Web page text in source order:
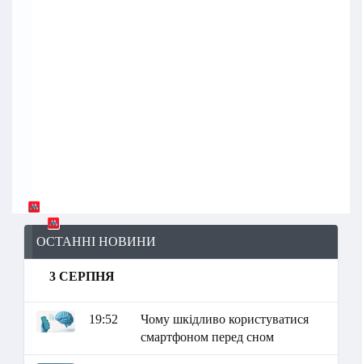
ОСТАННІ НОВИНИ
3 СЕРПНЯ
19:52
Чому шкідливо користуватися
смартфоном перед сном